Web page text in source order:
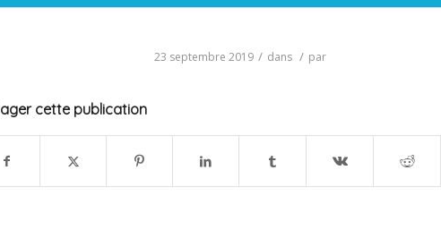
23 septembre 2019 / dans / par
cette publication